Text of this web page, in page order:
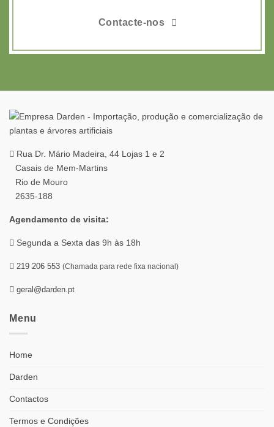
Contacte-nos
Rua Dr. Mário Madeira, 44 Lojas 1 e 2
Casais de Mem-Martins
Rio de Mouro
2635-188
Agendamento de visita:
Segunda a Sexta das 9h às 18h
219 206 553 (Chamada para rede fixa nacional)
geral@darden.pt
Menu
Home
Darden
Contactos
Termos e Condições